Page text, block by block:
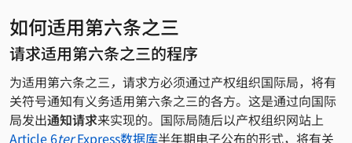
如何适用第六条之三
请求适用第六条之三的程序
为适用第六条之三， 请求方必须通过产权组织国际局，将有
关符号通知有义务适用第六条之三的各方。这是通过向国际
局发出通知请求来实现的。国际局随后以产权组织网站上
Article 6terExpress数据库半年期电子公布的形式，将有关